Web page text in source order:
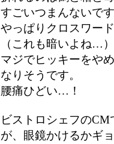
すごいつまんないで
やっぱりクロスワー
（これも暗いよね…）
マジでヒッキーをや
なりそうです。
腰痛ひどい…！
ビストロシェフの
が、眼鏡かけるかギ